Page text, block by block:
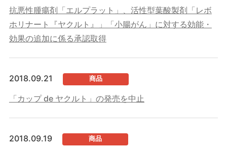
抗悪性腫瘍剤「エルプラット」、活性型葉酸製剤「レボ
ホリナート『ヤクルト』」「小腸がん」に対する効能・
効果の追加に係る承認取得
2018.09.21 商品
「カップ de ヤクルト」の発売を中止
2018.09.19 商品